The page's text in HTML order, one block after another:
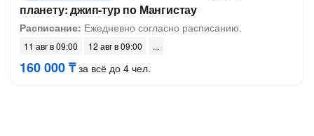
планету: джип-тур по Мангистау
Расписание: Ежедневно согласно расписанию.
11 авг в 09:00 12 авг в 09:00
160 000 ₸за всё до 4 чел.